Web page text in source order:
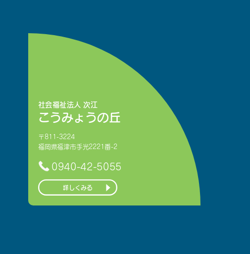
社会福祉法人 次江
こうみょうの丘
〒811-3224
福岡県福津市手光2221番-2
0940-42-5055
詳しくみる